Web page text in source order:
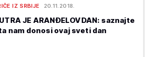
IZ SRBIJE 20.11.2018.
JE ARANĐELOVDAN: saznajte
nam donosi ovaj sveti dan